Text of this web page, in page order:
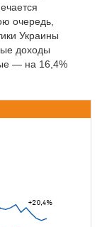
очередь,
Украины
доходы
— на 16,4%